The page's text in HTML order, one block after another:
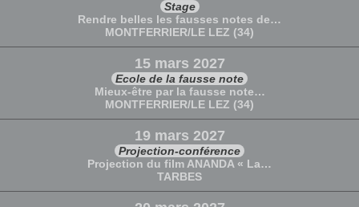
Stage
Rendre belles les fausses notes de…
MONTFERRIER/LE LEZ (34)
15 mars 2027
Ecole de la fausse note
Mieux-être par la fausse note…
MONTFERRIER/LE LEZ (34)
19 mars 2027
Projection-conférence
Projection du film ANANDA « La…
TARBES